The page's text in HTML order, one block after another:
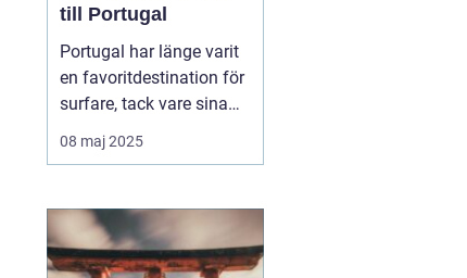
till Portugal
Portugal har länge varit
en favoritdestination för
surfare, tack vare sina
vidsträckta kuster och
imponerande vågor. En
erbjuder mer än bara
surf...
08 maj 2025